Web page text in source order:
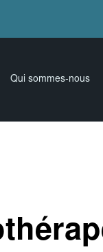
Qui sommes-nous